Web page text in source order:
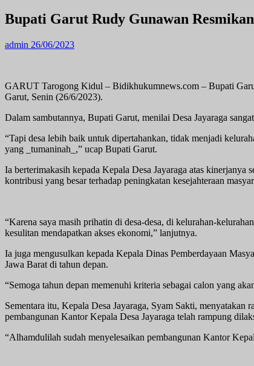
Bupati Garut Rudy Gunawan
admin 26/06/2023
GARUT Tarogong Kidul – Bidikhukumnews.com – Bupati
Garut, Senin (26/6/2023).
Dalam sambutannya, Bupati Garut, menilai Desa Jayaraga
“Tapi desa lebih baik untuk dipertahankan, tidak menjadi
yang _tumaninah_,” ucap Bupati Garut.
Ia berterimakasih kepada Kepala Desa Jayaraga atas
kontribusi yang besar terhadap peningkatan kesejahteraan
“Karena saya masih prihatin di desa-desa, di kelurahan-
kesulitan mendapatkan akses ekonomi,” lanjutnya.
Ia juga mengusulkan kepada Kepala Dinas Pemberdayaan
Jawa Barat di tahun depan.
“Semoga tahun depan memenuhi kriteria sebagai calon yang
Sementara itu, Kepala Desa Jayaraga, Syam Sakti,
pembangunan Kantor Kepala Desa Jayaraga telah rampung
“Alhamdulilah sudah menyelesaikan pembangunan Kantor